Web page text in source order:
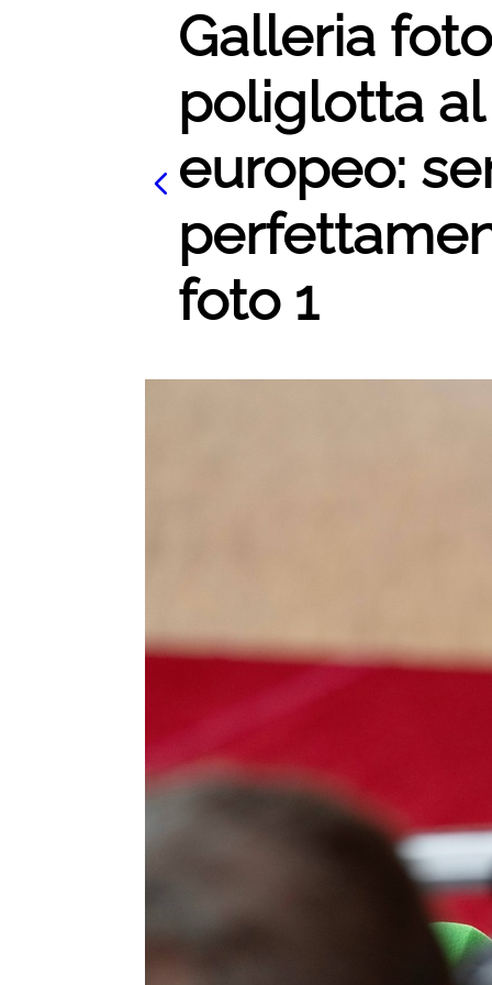
Galleria
poliglotta
europeo:
foto 1